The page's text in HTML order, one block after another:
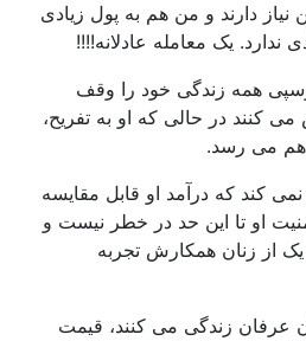
دارند و من هم به پول زیادی
ندارد. یک معامله عادلانه!!!!
همه زندگی خود را وقف
کنند در حالی که او به تفریح،
هم می رسد.
نمی کند که درآمد او قابل مقایسه
او تا این حد در خطر نیست و
از زنان همکارش تجربه
عرفان زندگی می کنند، قیمت